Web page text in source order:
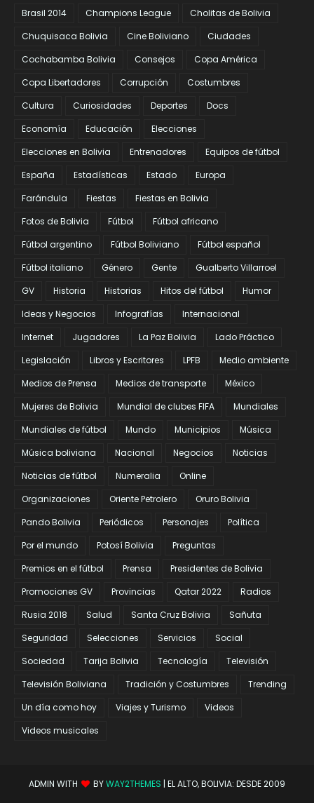
Brasil 2014
Champions League
Cholitas de Bolivia
Chuquisaca Bolivia
Cine Boliviano
Ciudades
Cochabamba Bolivia
Consejos
Copa América
Copa Libertadores
Corrupción
Costumbres
Cultura
Curiosidades Deportes
Docs
Economía
Educación
Elecciones
Elecciones en Bolivia
Entrenadores
Equipos de fútbol
España
Estadísticas Estado
Europa
Farándula
Fiestas
Fiestas en Bolivia
Fotos de Bolivia
Fútbol
Fútbol africano
Fútbol argentino
Fútbol Boliviano
Fútbol español
Fútbol italiano
Género Gente
Gualberto Villarroel
GV
Historia Historias Hitos del fútbol
Humor
Ideas y Negocios
Infografías
Internacional
Internet
Jugadores La Paz Bolivia
Lado Práctico
Legislación
Libros y Escritores LPFB
Medio ambiente
Medios de Prensa
Medios de transporte
México
Mujeres de Bolivia
Mundial de clubes FIFA
Mundiales
Mundiales de fútbol
Mundo Municipios
Música
Música boliviana
Nacional Negocios
Noticias
Noticias de fútbol
Numeralia
Online
Organizaciones
Oriente Petrolero
Oruro Bolivia
Pando Bolivia
Periódicos Personajes
Política
Por el mundo
Potosí Bolivia
Preguntas
Premios en el fútbol
Prensa
Presidentes de Bolivia
Promociones GV
Provincias Qatar 2022
Radios
Rusia 2018
Salud Santa Cruz Bolivia
Sañuta
Seguridad
Selecciones Servicios
Social
Sociedad
Tarija Bolivia Tecnología
Televisión
Televisión Boliviana
Tradición y Costumbres
Trending
Un día como hoy
Viajes y Turismo
Videos
Videos musicales
ADMIN WITH BYWAY2THEMES | EL ALTO, BOLIVIA: DESDE 2009